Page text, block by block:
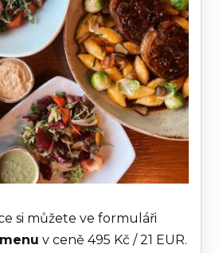
si můžete ve formuláři
v ceně 495 Kč / 21 EUR.